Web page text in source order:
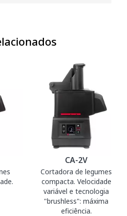
CA-2V
Cortadora de legumes
compacta. Velocidade
variável e tecnologia
"brushless": máxima
eficiência.